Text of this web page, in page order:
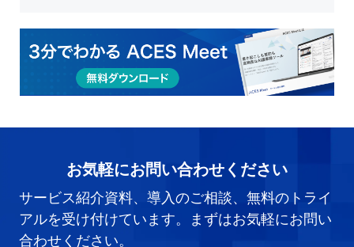
お気軽にお問い合わせください
サービス紹介資料、導入のご相談、無料のトライ
アルを受け付けています。まずはお気軽にお問い
合わせください。